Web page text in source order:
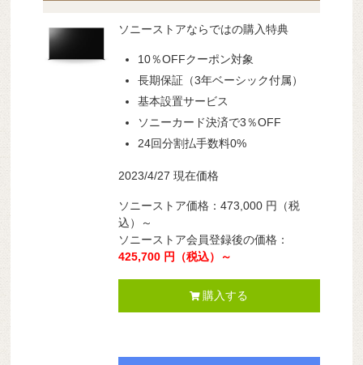
ソニーストアならではの購入特典
10％OFFクーポン対象
長期保証（3年ベーシック付属）
基本設置サービス
ソニーカード決済で3％OFF
24回分割払手数料0%
2023/4/27 現在価格
ソニーストア価格：473,000 円（税
込）～
ソニーストア会員登録後の価格：
425,700 円（税込）～
購入する